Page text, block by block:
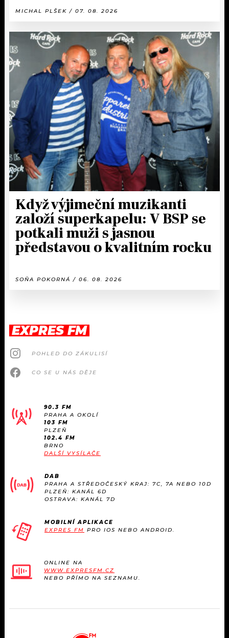
MICHAL PLŠEK / 07. 08. 2026
Když výjimeční muzikanti
založí superkapelu: V BSP se
potkali muži s jasnou
představou o kvalitním rocku
SOŇA POKORNÁ / 06. 08. 2026
EXPRES FM
POHLED DO ZÁKULISÍ
CO SE U NÁS DĚJE
90.3 FM
PRAHA A OKOLÍ
103 FM
PLZEŇ
102.4 FM
BRNO
DALŠÍ VYSÍLAČE
DAB
PRAHA A STŘEDOČESKÝ KRAJ: 7C, 7A NEBO 10D
PLZEŇ: KANÁL 6D
OSTRAVA: KANÁL 7D
MOBILNÍ APLIKACE
EXPRES FM PRO IOS NEBO ANDROID.
ONLINE NA
WWW.EXPRESFM.CZ
NEBO PŘÍMO NA SEZNAMU.